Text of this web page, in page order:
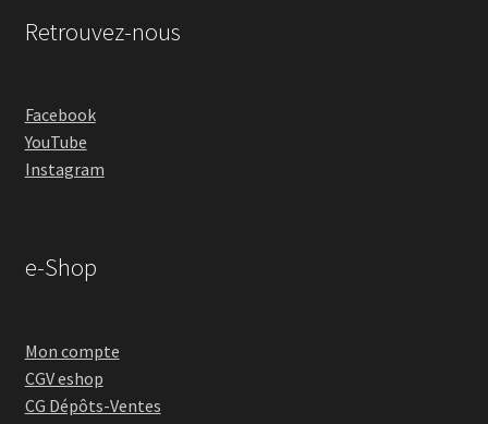
Retrouvez-nous
Facebook
YouTube
Instagram
e-Shop
Mon compte
CGV eshop
CG Dépôts-Ventes